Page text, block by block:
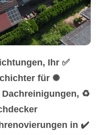
Ihr ✅
für ✺
♻
in ✔️